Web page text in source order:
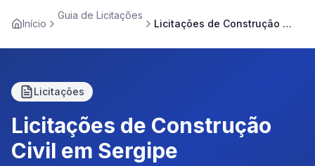
Início
Guia de Licitações
Licitações de Construção Civil em Sergipe
Licitações
Licitações de Construção
Civil em Sergipe